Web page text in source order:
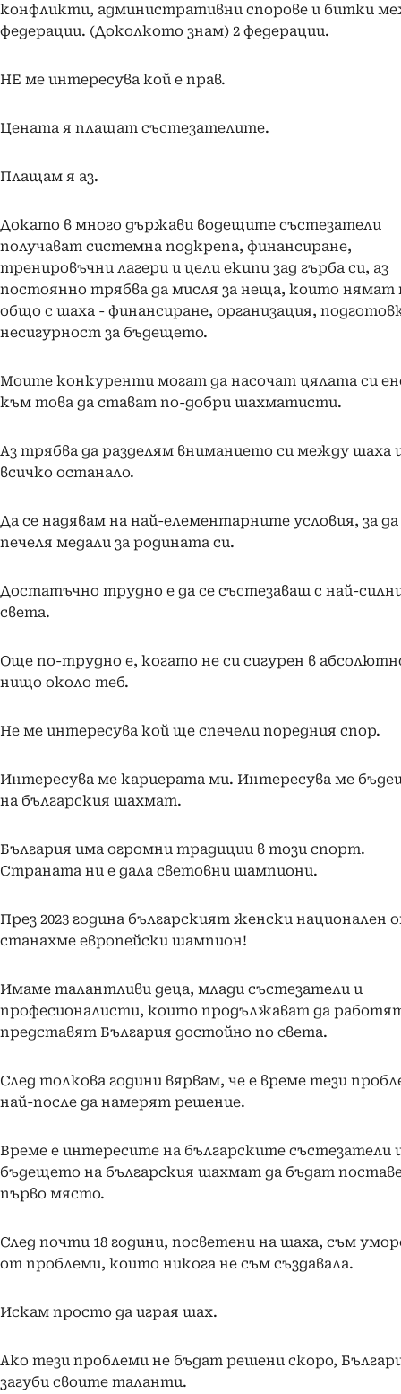
конфликти, административни спорове и битки
федерации. (Доколкото знам) 2 федерации.
НЕ ме интересува кой е прав.
Цената я плащат състезателите.
Плащам я аз.
Докато в много държави водещите състезатели
получават системна подкрепа, финансиране,
тренировъчни лагери и цели екипи зад гърба си, аз
постоянно трябва да мисля за неща, които
общо с шаха - финансиране, организация,
несигурност за бъдещето.
Моите конкуренти могат да насочат цялата си
към това да стават по-добри шахматисти.
Аз трябва да разделям вниманието си между шаха
всичко останало.
Да се надявам на най-елементарните условия, за да
печеля медали за родината си.
Достатъчно трудно е да се състезаваш с най-
света.
Още по-трудно е, когато не си сигурен в
нищо около теб.
Не ме интересува кой ще спечели поредния спор.
Интересува ме кариерата ми. Интересува ме
на българския шахмат.
България има огромни традиции в този спорт.
Страната ни е дала световни шампиони.
През 2023 година българският женски национален
станахме европейски шампион!
Имаме талантливи деца, млади състезатели и
професионалисти, които продължават да
представят България достойно по света.
След толкова години вярвам, че е време тези
най-после да намерят решение.
Време е интересите на българските състезатели
бъдещето на българския шахмат да бъдат
първо място.
След почти 18 години, посветени на шаха, съм
от проблеми, които никога не съм създавала.
Искам просто да играя шах.
Ако тези проблеми не бъдат решени скоро,
загуби своите таланти.